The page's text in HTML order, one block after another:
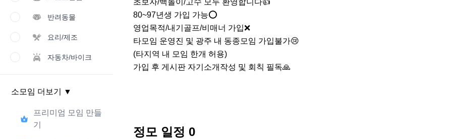
반려동물
요리/제조
자동차/바이크
소모임 더보기 ▼
프리미엄 모임 만들
기
초보자/백돌이/고수 모두 환영합니다👍
80~97년생 가입 가능⭕️
영업목적/내기골프/비매너 가입❌
타모임 운영진 및 광주 내 동종모임 가입불가😢
(타지역 내 모임 한개 허용)
가입 후 게시판 자기소개작성 및 회칙 필독🙏
정모 일정 0